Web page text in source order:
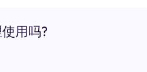
用吗?